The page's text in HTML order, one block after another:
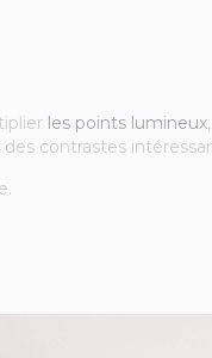
les points lumineux
contrastes